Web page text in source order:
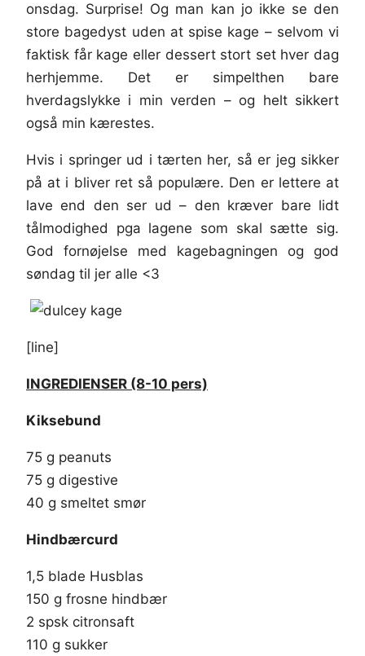
onsdag. Surprise! Og man kan jo ikke se den
store bagedyst uden at spise kage – selvom vi
faktisk får kage eller dessert stort set hver dag
herhjemme. Det er simpelthen bare
hverdagslykke i min verden – og helt sikkert
også min kærestes.
Hvis i springer ud i tærten her, så er jeg sikker
på at i bliver ret så populære. Den er lettere at
lave end den ser ud – den kræver bare lidt
tålmodighed pga lagene som skal sætte sig.
God fornøjelse med kagebagningen og god
søndag til jer alle <3
[line]
INGREDIENSER (8-10 pers)
Kiksebund
75 g peanuts
75 g digestive
40 g smeltet smør
Hindbærcurd
1,5 blade Husblas
150 g frosne hindbær
2 spsk citronsaft
110 g sukker